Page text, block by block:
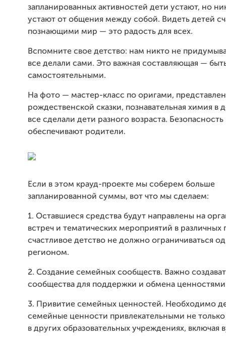
запланированных активностей дети устают, но
устают от общения между собой. Видеть детей
познающими мир — это радость для всех.
Вспомните свое детство: нам никто не
все делали сами. Это важная составляющая —
самостоятельными.
На фото — мастер-класс по оригами,
рождественской сказки, познавательная химия в
все сделали дети разного возраста. Безопасность
обеспечивают родители.
Если в этом крауд-проекте мы соберем больше
запланированной суммы, вот что мы сделаем:
1. Оставшиеся средства будут направлены на
встреч и тематических мероприятий в различных
счастливое детство не должно ограничиваться
регионом.
2. Создание семейных сообществ. Важно
сообщества для поддержки и обмена
3. Привитие семейных ценностей. Необходимо
семейные ценности привлекательными не
в других образовательных учреждениях, включая